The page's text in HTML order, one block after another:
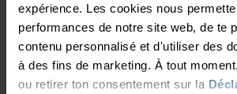
expérience. Les cookies nous
performances de notre site web, de te
contenu personnalisé et d'utiliser des
à des fins de marketing. À tout
ou retirer ton consentement sur la